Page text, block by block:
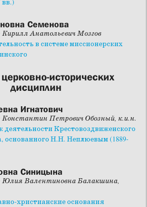
Семенова
Анатольевич Мозгов
в системе миссионерских
исторических
дисциплин
Игнатович
Петрович Обозный, к.и.н.
деятельности Крестовоздвиженского
основанного Н.Н. Неплюевым (1889-
Синицына
Юлия Валентиновна Балакшина,
христианские основания